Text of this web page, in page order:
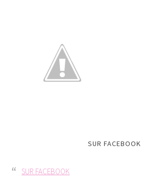
SUR FACEBOOK
SUR FACEBOOK